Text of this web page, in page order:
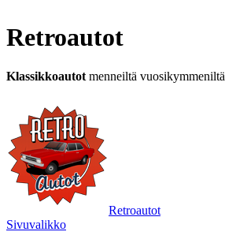
Retroautot
Klassikkoautot menneiltä vuosikymmeniltä
Retroautot
Sivuvalikko